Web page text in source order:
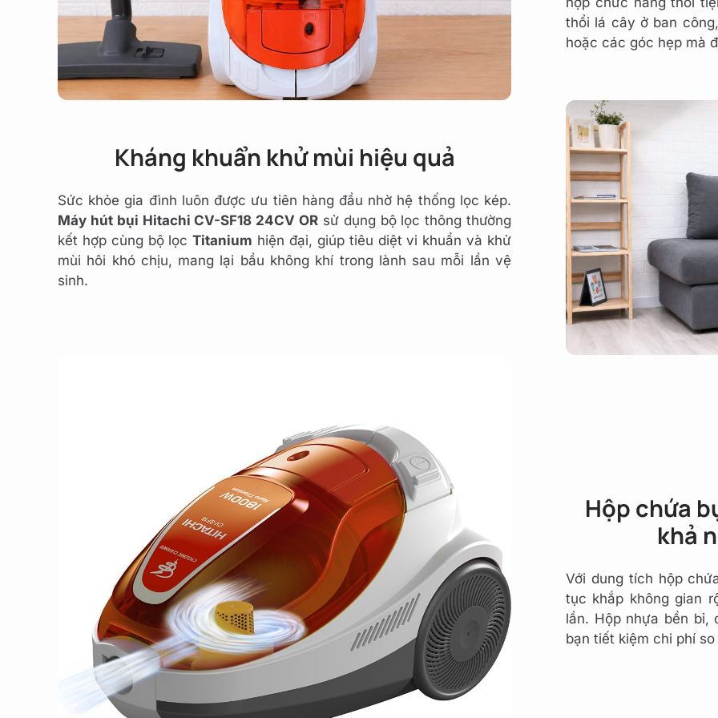
thổi lá cây ở ban
hoặc các góc hẹp mà
Kháng khuẩn khử mùi hiệu quả
Sức khỏe gia đình luôn được ưu tiên hàng đầu nhờ hệ thống lọc kép.
Máy hút bụi Hitachi CV-SF18 24CV OR sử dụng bộ lọc thông thường
kết hợp cùng bộ lọcTitanium hiện đại, giúp tiêu diệt vi khuẩn và khử
mùi hôi khó chịu, mang lại bầu không khí trong lành sau mỗi lần vệ
sinh.
Hộp chứa
khả
Với dung tích hộp
tục khắp không gian
lần. Hộp nhựa bền bỉ,
bạn tiết kiệm chi phí